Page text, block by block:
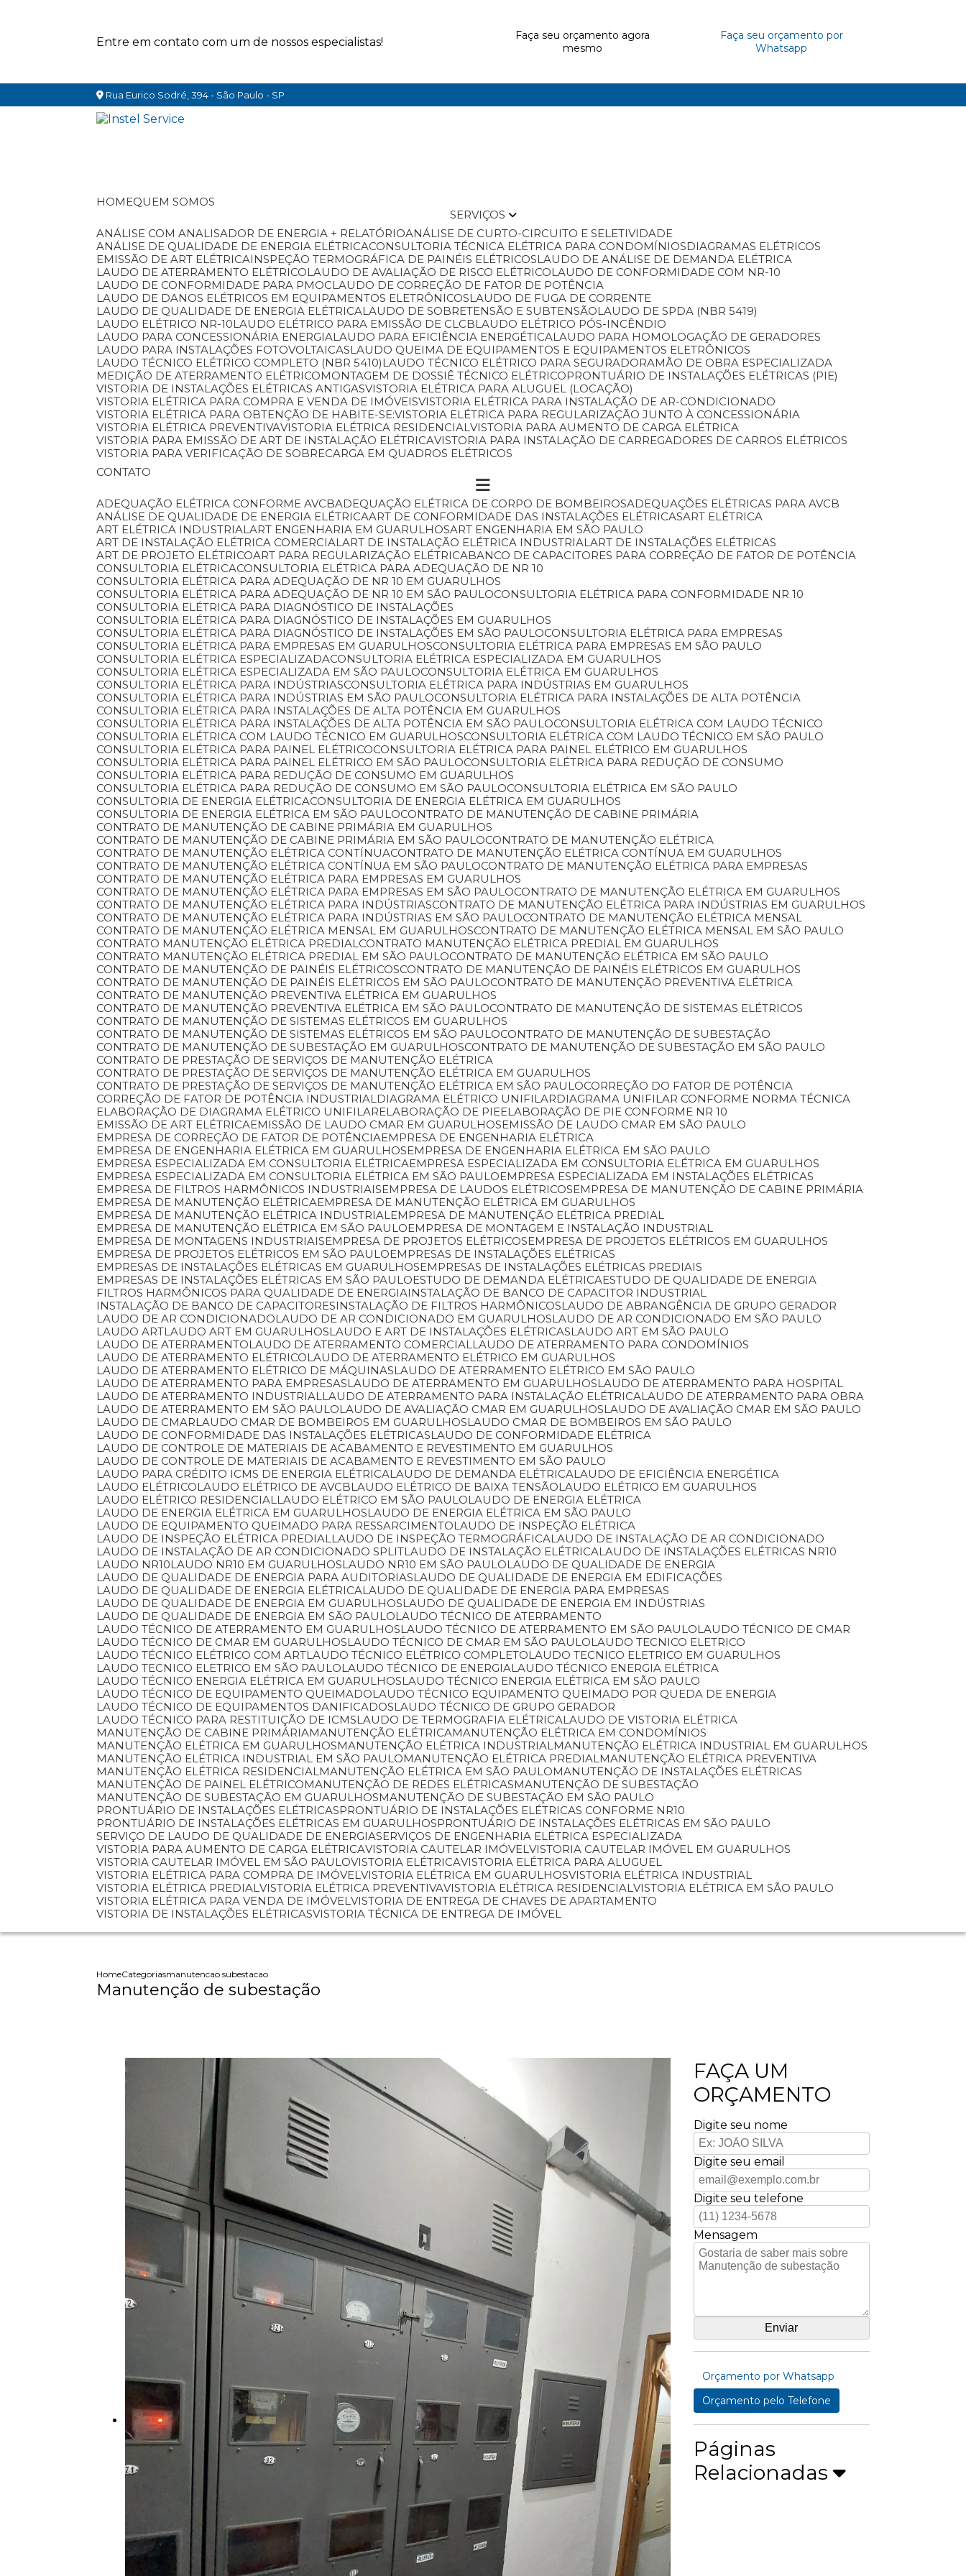
Entre em contato com um de nossos especialistas!
Faça seu orçamento agora
mesmo
Faça seu orçamento por
Whatsapp
Rua Eurico Sodré, 394 - São Paulo - SP
HOME
QUEM SOMOS
SERVIÇOS
ANÁLISE COM ANALISADOR DE ENERGIA + RELATÓRIO
ANÁLISE DE CURTO-CIRCUITO E SELETIVIDADE
ANÁLISE DE QUALIDADE DE ENERGIA ELÉTRICA CONSULTORIA TÉCNICA ELÉTRICA PARA CONDOMÍNIOS
DIAGRAMAS ELÉTRICOS
EMISSÃO DE ART ELÉTRICA INSPEÇÃO TERMOGRÁFICA DE PAINÉIS ELÉTRICOS LAUDO DE ANÁLISE DE DEMANDA ELÉTRICA
LAUDO DE ATERRAMENTO ELÉTRICO LAUDO DE AVALIAÇÃO DE RISCO ELÉTRICO LAUDO DE CONFORMIDADE COM NR-10
LAUDO DE CONFORMIDADE PARA PMOC LAUDO DE CORREÇÃO DE FATOR DE POTÊNCIA
LAUDO DE DANOS ELÉTRICOS EM EQUIPAMENTOS ELETRÔNICOS LAUDO DE FUGA DE CORRENTE
LAUDO DE QUALIDADE DE ENERGIA ELÉTRICA LAUDO DE SOBRETENSÃO E SUBTENSÃO LAUDO DE SPDA (NBR 5419)
LAUDO ELÉTRICO NR-10 LAUDO ELÉTRICO PARA EMISSÃO DE CLCB LAUDO ELÉTRICO PÓS-INCÊNDIO
LAUDO PARA CONCESSIONÁRIA ENERGIA LAUDO PARA EFICIÊNCIA ENERGÉTICA LAUDO PARA HOMOLOGAÇÃO DE GERADORES
LAUDO PARA INSTALAÇÕES FOTOVOLTAICAS LAUDO QUEIMA DE EQUIPAMENTOS E EQUIPAMENTOS ELETRÔNICOS
LAUDO TÉCNICO ELÉTRICO COMPLETO (NBR 5410)
LAUDO TÉCNICO ELÉTRICO PARA SEGURADORA
MÃO DE OBRA ESPECIALIZADA
MEDIÇÃO DE ATERRAMENTO ELÉTRICO
MONTAGEM DE DOSSIÊ TÉCNICO ELÉTRICO
PRONTUÁRIO DE INSTALAÇÕES ELÉTRICAS (PIE)
VISTORIA DE INSTALAÇÕES ELÉTRICAS ANTIGAS VISTORIA ELÉTRICA PARA ALUGUEL (LOCAÇÃO)
VISTORIA ELÉTRICA PARA COMPRA E VENDA DE IMÓVEIS VISTORIA ELÉTRICA PARA INSTALAÇÃO DE AR-CONDICIONADO
VISTORIA ELÉTRICA PARA OBTENÇÃO DE HABITE-SE: VISTORIA ELÉTRICA PARA REGULARIZAÇÃO JUNTO À CONCESSIONÁRIA
VISTORIA ELÉTRICA PREVENTIVA VISTORIA ELÉTRICA RESIDENCIAL VISTORIA PARA AUMENTO DE CARGA ELÉTRICA
VISTORIA PARA EMISSÃO DE ART DE INSTALAÇÃO ELÉTRICA VISTORIA PARA INSTALAÇÃO DE CARREGADORES DE CARROS ELÉTRICOS
VISTORIA PARA VERIFICAÇÃO DE SOBRECARGA EM QUADROS ELÉTRICOS
CONTATO
ADEQUAÇÃO ELÉTRICA CONFORME AVCB ADEQUAÇÃO ELÉTRICA DE CORPO DE BOMBEIROS
ADEQUAÇÕES ELÉTRICAS PARA AVCB
ANÁLISE DE QUALIDADE DE ENERGIA ELÉTRICA
ART DE CONFORMIDADE DAS INSTALAÇÕES ELÉTRICAS
ART ELÉTRICA
ART ELÉTRICA INDUSTRIAL
ART ENGENHARIA EM GUARULHOS
ART ENGENHARIA EM SÃO PAULO
ART DE INSTALAÇÃO ELÉTRICA COMERCIAL
ART DE INSTALAÇÃO ELÉTRICA INDUSTRIAL
ART DE INSTALAÇÕES ELÉTRICAS
ART DE PROJETO ELÉTRICO
ART PARA REGULARIZAÇÃO ELÉTRICA
BANCO DE CAPACITORES PARA CORREÇÃO DE FATOR DE POTÊNCIA
CONSULTORIA ELÉTRICA CONSULTORIA ELÉTRICA PARA ADEQUAÇÃO DE NR 10
CONSULTORIA ELÉTRICA PARA ADEQUAÇÃO DE NR 10 EM GUARULHOS
CONSULTORIA ELÉTRICA PARA ADEQUAÇÃO DE NR 10 EM SÃO PAULO
CONSULTORIA ELÉTRICA PARA CONFORMIDADE NR 10
CONSULTORIA ELÉTRICA PARA DIAGNÓSTICO DE INSTALAÇÕES
CONSULTORIA ELÉTRICA PARA DIAGNÓSTICO DE INSTALAÇÕES EM GUARULHOS
CONSULTORIA ELÉTRICA PARA DIAGNÓSTICO DE INSTALAÇÕES EM SÃO PAULO
CONSULTORIA ELÉTRICA PARA EMPRESAS
CONSULTORIA ELÉTRICA PARA EMPRESAS EM GUARULHOS
CONSULTORIA ELÉTRICA PARA EMPRESAS EM SÃO PAULO
CONSULTORIA ELÉTRICA ESPECIALIZADA CONSULTORIA ELÉTRICA ESPECIALIZADA EM GUARULHOS
CONSULTORIA ELÉTRICA ESPECIALIZADA EM SÃO PAULO
CONSULTORIA ELÉTRICA EM GUARULHOS
CONSULTORIA ELÉTRICA PARA INDÚSTRIAS
CONSULTORIA ELÉTRICA PARA INDÚSTRIAS EM GUARULHOS
CONSULTORIA ELÉTRICA PARA INDÚSTRIAS EM SÃO PAULO
CONSULTORIA ELÉTRICA PARA INSTALAÇÕES DE ALTA POTÊNCIA
CONSULTORIA ELÉTRICA PARA INSTALAÇÕES DE ALTA POTÊNCIA EM GUARULHOS
CONSULTORIA ELÉTRICA PARA INSTALAÇÕES DE ALTA POTÊNCIA EM SÃO PAULO
CONSULTORIA ELÉTRICA COM LAUDO TÉCNICO
CONSULTORIA ELÉTRICA COM LAUDO TÉCNICO EM GUARULHOS
CONSULTORIA ELÉTRICA COM LAUDO TÉCNICO EM SÃO PAULO
CONSULTORIA ELÉTRICA PARA PAINEL ELÉTRICO
CONSULTORIA ELÉTRICA PARA PAINEL ELÉTRICO EM GUARULHOS
CONSULTORIA ELÉTRICA PARA PAINEL ELÉTRICO EM SÃO PAULO
CONSULTORIA ELÉTRICA PARA REDUÇÃO DE CONSUMO
CONSULTORIA ELÉTRICA PARA REDUÇÃO DE CONSUMO EM GUARULHOS
CONSULTORIA ELÉTRICA PARA REDUÇÃO DE CONSUMO EM SÃO PAULO
CONSULTORIA ELÉTRICA EM SÃO PAULO
CONSULTORIA DE ENERGIA ELÉTRICA CONSULTORIA DE ENERGIA ELÉTRICA EM GUARULHOS
CONSULTORIA DE ENERGIA ELÉTRICA EM SÃO PAULO
CONTRATO DE MANUTENÇÃO DE CABINE PRIMÁRIA
CONTRATO DE MANUTENÇÃO DE CABINE PRIMÁRIA EM GUARULHOS
CONTRATO DE MANUTENÇÃO DE CABINE PRIMÁRIA EM SÃO PAULO
CONTRATO DE MANUTENÇÃO ELÉTRICA
CONTRATO DE MANUTENÇÃO ELÉTRICA CONTÍNUA CONTRATO DE MANUTENÇÃO ELÉTRICA CONTÍNUA EM GUARULHOS
CONTRATO DE MANUTENÇÃO ELÉTRICA CONTÍNUA EM SÃO PAULO
CONTRATO DE MANUTENÇÃO ELÉTRICA PARA EMPRESAS
CONTRATO DE MANUTENÇÃO ELÉTRICA PARA EMPRESAS EM GUARULHOS
CONTRATO DE MANUTENÇÃO ELÉTRICA PARA EMPRESAS EM SÃO PAULO
CONTRATO DE MANUTENÇÃO ELÉTRICA EM GUARULHOS
CONTRATO DE MANUTENÇÃO ELÉTRICA PARA INDÚSTRIAS
CONTRATO DE MANUTENÇÃO ELÉTRICA PARA INDÚSTRIAS EM GUARULHOS
CONTRATO DE MANUTENÇÃO ELÉTRICA PARA INDÚSTRIAS EM SÃO PAULO
CONTRATO DE MANUTENÇÃO ELÉTRICA MENSAL
CONTRATO DE MANUTENÇÃO ELÉTRICA MENSAL EM GUARULHOS
CONTRATO DE MANUTENÇÃO ELÉTRICA MENSAL EM SÃO PAULO
CONTRATO MANUTENÇÃO ELÉTRICA PREDIAL CONTRATO MANUTENÇÃO ELÉTRICA PREDIAL EM GUARULHOS
CONTRATO MANUTENÇÃO ELÉTRICA PREDIAL EM SÃO PAULO
CONTRATO DE MANUTENÇÃO ELÉTRICA EM SÃO PAULO
CONTRATO DE MANUTENÇÃO DE PAINÉIS ELÉTRICOS
CONTRATO DE MANUTENÇÃO DE PAINÉIS ELÉTRICOS EM GUARULHOS
CONTRATO DE MANUTENÇÃO DE PAINÉIS ELÉTRICOS EM SÃO PAULO
CONTRATO DE MANUTENÇÃO PREVENTIVA ELÉTRICA
CONTRATO DE MANUTENÇÃO PREVENTIVA ELÉTRICA EM GUARULHOS
CONTRATO DE MANUTENÇÃO PREVENTIVA ELÉTRICA EM SÃO PAULO
CONTRATO DE MANUTENÇÃO DE SISTEMAS ELÉTRICOS
CONTRATO DE MANUTENÇÃO DE SISTEMAS ELÉTRICOS EM GUARULHOS
CONTRATO DE MANUTENÇÃO DE SISTEMAS ELÉTRICOS EM SÃO PAULO
CONTRATO DE MANUTENÇÃO DE SUBESTAÇÃO
CONTRATO DE MANUTENÇÃO DE SUBESTAÇÃO EM GUARULHOS
CONTRATO DE MANUTENÇÃO DE SUBESTAÇÃO EM SÃO PAULO
CONTRATO DE PRESTAÇÃO DE SERVIÇOS DE MANUTENÇÃO ELÉTRICA
CONTRATO DE PRESTAÇÃO DE SERVIÇOS DE MANUTENÇÃO ELÉTRICA EM GUARULHOS
CONTRATO DE PRESTAÇÃO DE SERVIÇOS DE MANUTENÇÃO ELÉTRICA EM SÃO PAULO
CORREÇÃO DO FATOR DE POTÊNCIA
CORREÇÃO DE FATOR DE POTÊNCIA INDUSTRIAL
DIAGRAMA ELÉTRICO UNIFILAR
DIAGRAMA UNIFILAR CONFORME NORMA TÉCNICA
ELABORAÇÃO DE DIAGRAMA ELÉTRICO UNIFILAR
ELABORAÇÃO DE PIE ELABORAÇÃO DE PIE CONFORME NR 10
EMISSÃO DE ART ELÉTRICA EMISSÃO DE LAUDO CMAR EM GUARULHOS
EMISSÃO DE LAUDO CMAR EM SÃO PAULO
EMPRESA DE CORREÇÃO DE FATOR DE POTÊNCIA EMPRESA DE ENGENHARIA ELÉTRICA
EMPRESA DE ENGENHARIA ELÉTRICA EM GUARULHOS
EMPRESA DE ENGENHARIA ELÉTRICA EM SÃO PAULO
EMPRESA ESPECIALIZADA EM CONSULTORIA ELÉTRICA EMPRESA ESPECIALIZADA EM CONSULTORIA ELÉTRICA EM GUARULHOS
EMPRESA ESPECIALIZADA EM CONSULTORIA ELÉTRICA EM SÃO PAULO
EMPRESA ESPECIALIZADA EM INSTALAÇÕES ELÉTRICAS
EMPRESA DE FILTROS HARMÔNICOS INDUSTRIAIS
EMPRESA DE LAUDOS ELÉTRICOS
EMPRESA DE MANUTENÇÃO DE CABINE PRIMÁRIA
EMPRESA DE MANUTENÇÃO ELÉTRICA EMPRESA DE MANUTENÇÃO ELÉTRICA EM GUARULHOS
EMPRESA DE MANUTENÇÃO ELÉTRICA INDUSTRIAL EMPRESA DE MANUTENÇÃO ELÉTRICA PREDIAL
EMPRESA DE MANUTENÇÃO ELÉTRICA EM SÃO PAULO
EMPRESA DE MONTAGEM E INSTALAÇÃO INDUSTRIAL
EMPRESA DE MONTAGENS INDUSTRIAIS
EMPRESA DE PROJETOS ELÉTRICOS
EMPRESA DE PROJETOS ELÉTRICOS EM GUARULHOS
EMPRESA DE PROJETOS ELÉTRICOS EM SÃO PAULO
EMPRESAS DE INSTALAÇÕES ELÉTRICAS
EMPRESAS DE INSTALAÇÕES ELÉTRICAS EM GUARULHOS
EMPRESAS DE INSTALAÇÕES ELÉTRICAS PREDIAIS
EMPRESAS DE INSTALAÇÕES ELÉTRICAS EM SÃO PAULO
ESTUDO DE DEMANDA ELÉTRICA ESTUDO DE QUALIDADE DE ENERGIA
FILTROS HARMÔNICOS PARA QUALIDADE DE ENERGIA INSTALAÇÃO DE BANCO DE CAPACITOR INDUSTRIAL
INSTALAÇÃO DE BANCO DE CAPACITORES INSTALAÇÃO DE FILTROS HARMÔNICOS LAUDO DE ABRANGÊNCIA DE GRUPO GERADOR
LAUDO DE AR CONDICIONADO LAUDO DE AR CONDICIONADO EM GUARULHOS LAUDO DE AR CONDICIONADO EM SÃO PAULO
LAUDO ART LAUDO ART EM GUARULHOS LAUDO E ART DE INSTALAÇÕES ELÉTRICAS LAUDO ART EM SÃO PAULO
LAUDO DE ATERRAMENTO LAUDO DE ATERRAMENTO COMERCIAL LAUDO DE ATERRAMENTO PARA CONDOMÍNIOS
LAUDO DE ATERRAMENTO ELÉTRICO LAUDO DE ATERRAMENTO ELÉTRICO EM GUARULHOS
LAUDO DE ATERRAMENTO ELÉTRICO DE MÁQUINAS LAUDO DE ATERRAMENTO ELÉTRICO EM SÃO PAULO
LAUDO DE ATERRAMENTO PARA EMPRESAS LAUDO DE ATERRAMENTO EM GUARULHOS LAUDO DE ATERRAMENTO PARA HOSPITAL
LAUDO DE ATERRAMENTO INDUSTRIAL LAUDO DE ATERRAMENTO PARA INSTALAÇÃO ELÉTRICA LAUDO DE ATERRAMENTO PARA OBRA
LAUDO DE ATERRAMENTO EM SÃO PAULO LAUDO DE AVALIAÇÃO CMAR EM GUARULHOS LAUDO DE AVALIAÇÃO CMAR EM SÃO PAULO
LAUDO DE CMAR LAUDO CMAR DE BOMBEIROS EM GUARULHOS LAUDO CMAR DE BOMBEIROS EM SÃO PAULO
LAUDO DE CONFORMIDADE DAS INSTALAÇÕES ELÉTRICAS LAUDO DE CONFORMIDADE ELÉTRICA
LAUDO DE CONTROLE DE MATERIAIS DE ACABAMENTO E REVESTIMENTO EM GUARULHOS
LAUDO DE CONTROLE DE MATERIAIS DE ACABAMENTO E REVESTIMENTO EM SÃO PAULO
LAUDO PARA CRÉDITO ICMS DE ENERGIA ELÉTRICA LAUDO DE DEMANDA ELÉTRICA LAUDO DE EFICIÊNCIA ENERGÉTICA
LAUDO ELÉTRICO LAUDO ELÉTRICO DE AVCB LAUDO ELÉTRICO DE BAIXA TENSÃO LAUDO ELÉTRICO EM GUARULHOS
LAUDO ELÉTRICO RESIDENCIAL LAUDO ELÉTRICO EM SÃO PAULO LAUDO DE ENERGIA ELÉTRICA
LAUDO DE ENERGIA ELÉTRICA EM GUARULHOS LAUDO DE ENERGIA ELÉTRICA EM SÃO PAULO
LAUDO DE EQUIPAMENTO QUEIMADO PARA RESSARCIMENTO LAUDO DE INSPEÇÃO ELÉTRICA
LAUDO DE INSPEÇÃO ELÉTRICA PREDIAL LAUDO DE INSPEÇÃO TERMOGRÁFICA LAUDO DE INSTALAÇÃO DE AR CONDICIONADO
LAUDO DE INSTALAÇÃO DE AR CONDICIONADO SPLIT LAUDO DE INSTALAÇÃO ELÉTRICA LAUDO DE INSTALAÇÕES ELÉTRICAS NR10
LAUDO NR10 LAUDO NR10 EM GUARULHOS LAUDO NR10 EM SÃO PAULO LAUDO DE QUALIDADE DE ENERGIA
LAUDO DE QUALIDADE DE ENERGIA PARA AUDITORIAS LAUDO DE QUALIDADE DE ENERGIA EM EDIFICAÇÕES
LAUDO DE QUALIDADE DE ENERGIA ELÉTRICA LAUDO DE QUALIDADE DE ENERGIA PARA EMPRESAS
LAUDO DE QUALIDADE DE ENERGIA EM GUARULHOS LAUDO DE QUALIDADE DE ENERGIA EM INDÚSTRIAS
LAUDO DE QUALIDADE DE ENERGIA EM SÃO PAULO LAUDO TÉCNICO DE ATERRAMENTO
LAUDO TÉCNICO DE ATERRAMENTO EM GUARULHOS LAUDO TÉCNICO DE ATERRAMENTO EM SÃO PAULO LAUDO TÉCNICO DE CMAR
LAUDO TÉCNICO DE CMAR EM GUARULHOS LAUDO TÉCNICO DE CMAR EM SÃO PAULO LAUDO TECNICO ELETRICO
LAUDO TÉCNICO ELÉTRICO COM ART LAUDO TÉCNICO ELÉTRICO COMPLETO LAUDO TECNICO ELETRICO EM GUARULHOS
LAUDO TECNICO ELETRICO EM SÃO PAULO LAUDO TÉCNICO DE ENERGIA LAUDO TÉCNICO ENERGIA ELÉTRICA
LAUDO TÉCNICO ENERGIA ELÉTRICA EM GUARULHOS LAUDO TÉCNICO ENERGIA ELÉTRICA EM SÃO PAULO
LAUDO TÉCNICO DE EQUIPAMENTO QUEIMADO LAUDO TÉCNICO EQUIPAMENTO QUEIMADO POR QUEDA DE ENERGIA
LAUDO TÉCNICO DE EQUIPAMENTOS DANIFICADOS LAUDO TÉCNICO DE GRUPO GERADOR
LAUDO TÉCNICO PARA RESTITUIÇÃO DE ICMS LAUDO DE TERMOGRAFIA ELÉTRICA LAUDO DE VISTORIA ELÉTRICA
MANUTENÇÃO DE CABINE PRIMÁRIA
MANUTENÇÃO ELÉTRICA
MANUTENÇÃO ELÉTRICA EM CONDOMÍNIOS
MANUTENÇÃO ELÉTRICA EM GUARULHOS
MANUTENÇÃO ELÉTRICA INDUSTRIAL
MANUTENÇÃO ELÉTRICA INDUSTRIAL EM GUARULHOS
MANUTENÇÃO ELÉTRICA INDUSTRIAL EM SÃO PAULO
MANUTENÇÃO ELÉTRICA PREDIAL
MANUTENÇÃO ELÉTRICA PREVENTIVA
MANUTENÇÃO ELÉTRICA RESIDENCIAL
MANUTENÇÃO ELÉTRICA EM SÃO PAULO
MANUTENÇÃO DE INSTALAÇÕES ELÉTRICAS
MANUTENÇÃO DE PAINEL ELÉTRICO
MANUTENÇÃO DE REDES ELÉTRICAS
MANUTENÇÃO DE SUBESTAÇÃO
MANUTENÇÃO DE SUBESTAÇÃO EM GUARULHOS
MANUTENÇÃO DE SUBESTAÇÃO EM SÃO PAULO
PRONTUÁRIO DE INSTALAÇÕES ELÉTRICAS
PRONTUÁRIO DE INSTALAÇÕES ELÉTRICAS CONFORME NR10
PRONTUÁRIO DE INSTALAÇÕES ELÉTRICAS EM GUARULHOS
PRONTUÁRIO DE INSTALAÇÕES ELÉTRICAS EM SÃO PAULO
SERVIÇO DE LAUDO DE QUALIDADE DE ENERGIA SERVIÇOS DE ENGENHARIA ELÉTRICA ESPECIALIZADA
VISTORIA PARA AUMENTO DE CARGA ELÉTRICA VISTORIA CAUTELAR IMÓVEL VISTORIA CAUTELAR IMÓVEL EM GUARULHOS
VISTORIA CAUTELAR IMÓVEL EM SÃO PAULO VISTORIA ELÉTRICA VISTORIA ELÉTRICA PARA ALUGUEL
VISTORIA ELÉTRICA PARA COMPRA DE IMÓVEL VISTORIA ELÉTRICA EM GUARULHOS VISTORIA ELÉTRICA INDUSTRIAL
VISTORIA ELÉTRICA PREDIAL VISTORIA ELÉTRICA PREVENTIVA VISTORIA ELÉTRICA RESIDENCIAL VISTORIA ELÉTRICA EM SÃO PAULO
VISTORIA ELÉTRICA PARA VENDA DE IMÓVEL VISTORIA DE ENTREGA DE CHAVES DE APARTAMENTO
VISTORIA DE INSTALAÇÕES ELÉTRICAS VISTORIA TÉCNICA DE ENTREGA DE IMÓVEL
HomeCategoriasmanutencao subestacao
Manutenção de subestação
FAÇA UM
ORÇAMENTO
Digite seu nome
Digite seu email
Digite seu telefone
Mensagem
Orçamento por Whatsapp
Orçamento pelo Telefone
Páginas
Relacionadas